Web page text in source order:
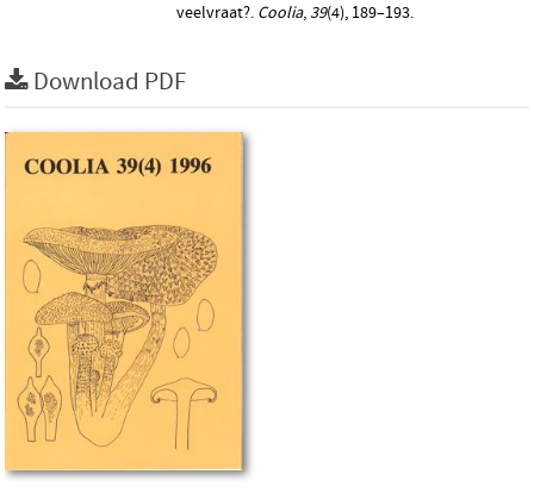
veelvraat?. Coolia, 39(4), 189–193.
Download PDF